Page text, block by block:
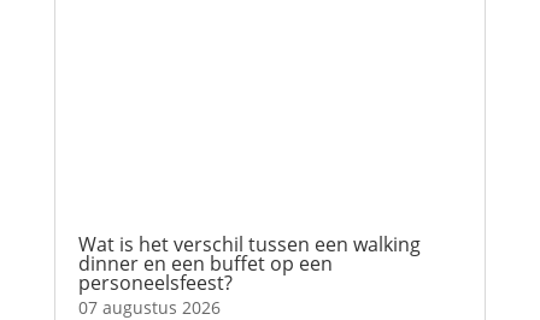
Wat is het verschil tussen een walking
dinner en een buffet op een
personeelsfeest?
07 augustus 2026